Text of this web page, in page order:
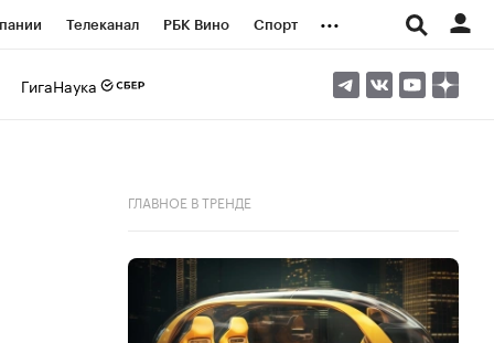
Телеканал РБК Вино Спорт ...
ГигаНаука
ГЛАВНОЕ В ТРЕНДЕ